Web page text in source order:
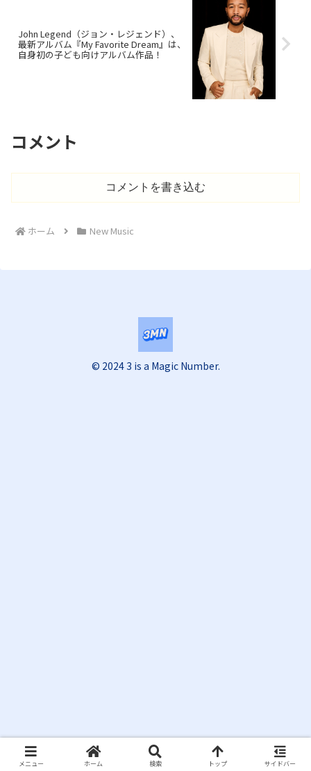
John Legend（ジョン・レジェンド）、
最新アルバム『My Favorite Dream』は、
自身初の子ども向けアルバム作品！
コメント
コメントを書き込む
ホーム New Music
© 2024 3 is a Magic Number.
メニュー ホーム 検索 トップ サイドバー